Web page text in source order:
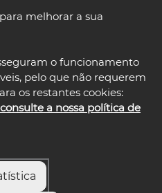
melhorar a sua
o funcionamento
pelo que não requerem
os restantes cookies:
a nossa política de
select language